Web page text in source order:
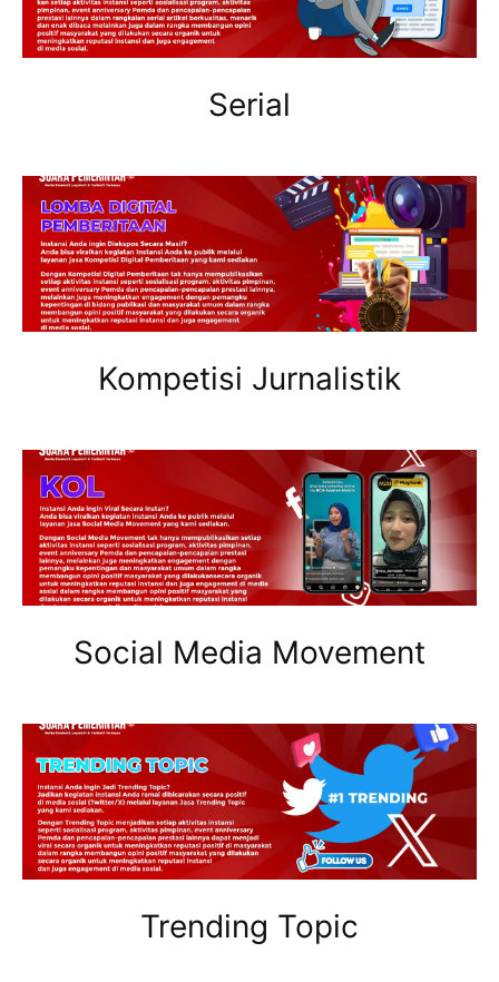
Serial
Kompetisi Jurnalistik
Social Media Movement
Trending Topic